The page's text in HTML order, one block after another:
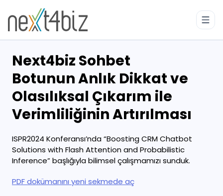
Next4biz Sohbet
Botunun Anlık Dikkat ve
Olasılıksal Çıkarım ile
Verimliliğinin Artırılması
ISPR2024 Konferansı’nda “Boosting CRM Chatbot
Solutions with Flash Attention and Probabilistic
Inference” başlığıyla bilimsel çalışmamızı sunduk.
PDF dokümanını yeni sekmede aç